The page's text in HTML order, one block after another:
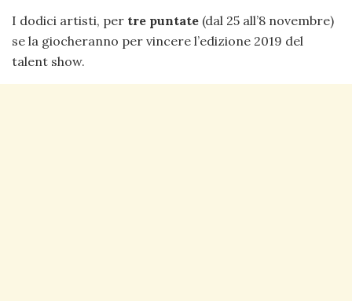
I dodici artisti, per tre puntate (dal 25 all’8 novembre)
se la giocheranno per vincere l’edizione 2019 del
talent show.